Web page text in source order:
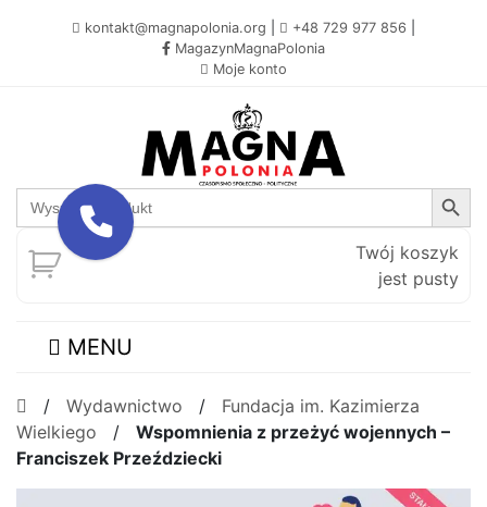
kontakt@magnapolonia.org +48 729 977 856
MagazynMagnaPolonia
Moje konto
Search
for:
Search Button
Twój koszyk
jest pusty
MENU
/ Wydawnictwo / Fundacja im. Kazimierza
Wielkiego / Wspomnienia z przeżyć wojennych –
Franciszek Przeździecki